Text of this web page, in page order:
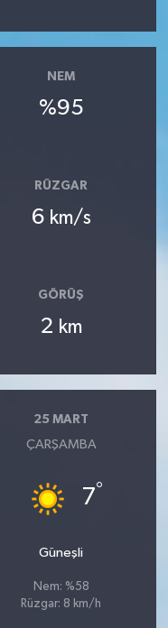
NEM
%95
RÜZGAR
6 km/s
GÖRÜŞ
2 km
25 MART
ÇARŞAMBA
7°
Güneşli
Nem: %58
Rüzgar: 8 km/h